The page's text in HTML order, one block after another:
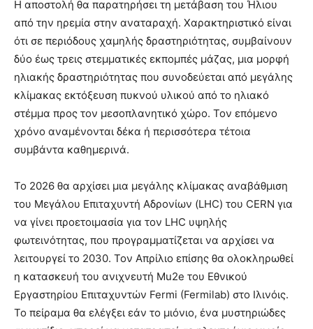
Η αποστολή θα παρατηρήσει τη μετάβαση του Ήλιου
από την ηρεμία στην αναταραχή. Χαρακτηριστικό είναι
ότι σε περιόδους χαμηλής δραστηριότητας, συμβαίνουν
δύο έως τρεις στεμματικές εκπομπές μάζας, μια μορφή
ηλιακής δραστηριότητας που συνοδεύεται από μεγάλης
κλίμακας εκτόξευση πυκνού υλικού από το ηλιακό
στέμμα προς τον μεσοπλανητικό χώρο. Τον επόμενο
χρόνο αναμένονται δέκα ή περισσότερα τέτοια
συμβάντα καθημερινά.
Το 2026 θα αρχίσει μια μεγάλης κλίμακας αναβάθμιση
του Μεγάλου Επιταχυντή Αδρονίων (LHC) του CERN για
να γίνει προετοιμασία για τον LHC υψηλής
φωτεινότητας, που προγραμματίζεται να αρχίσει να
λειτουργεί το 2030. Τον Απρίλιο επίσης θα ολοκληρωθεί
η κατασκευή του ανιχνευτή Mu2e του Εθνικού
Εργαστηρίου Επιταχυντών Fermi (Fermilab) στο Ιλινόις.
Το πείραμα θα ελέγξει εάν το μιόνιο, ένα μυστηριώδες